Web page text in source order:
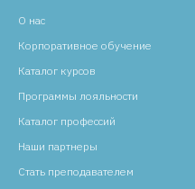
О нас
Корпоративное обучение
Каталог курсов
Программы лояльности
Каталог профессий
Наши партнеры
Стать преподавателем